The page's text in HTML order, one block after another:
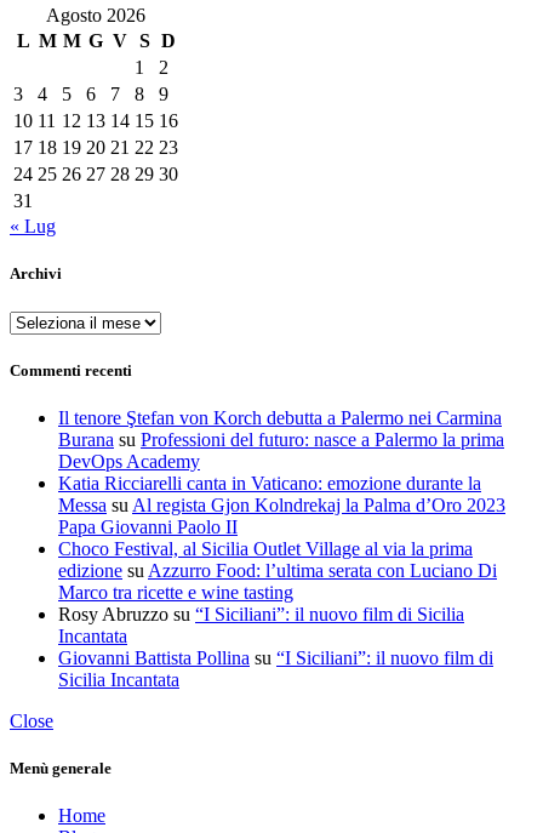
Agosto 2026
L M M G V S D
1
2
3
4 5 6 7 8
9
10 11 12 13 14 15 16
17 18 19 20 21 22 23
24 25 26 27 28 29 30
31
« Lug
Archivi
Archivi
Commenti recenti
Il tenore Ştefan von Korch debutta a Palermo nei Carmina
Burana su Professioni del futuro: nasce a Palermo la prima
DevOps Academy
Katia Ricciarelli canta in Vaticano: emozione durante la
Messa su Al regista Gjon Kolndrekaj la Palma d’Oro 2023
Papa Giovanni Paolo II
Choco Festival, al Sicilia Outlet Village al via la prima
edizione su Azzurro Food: l’ultima serata con Luciano Di
Marco tra ricette e wine tasting
Rosy Abruzzo su “I Siciliani”: il nuovo film di Sicilia
Incantata
Giovanni Battista Pollina su “I Siciliani”: il nuovo film di
Sicilia Incantata
Close
Menù generale
Home